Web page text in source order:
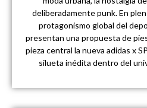
deliberadamente punk. En
protagonismo global del
presentan una propuesta de
pieza central la nueva adidas x
silueta inédita dentro del